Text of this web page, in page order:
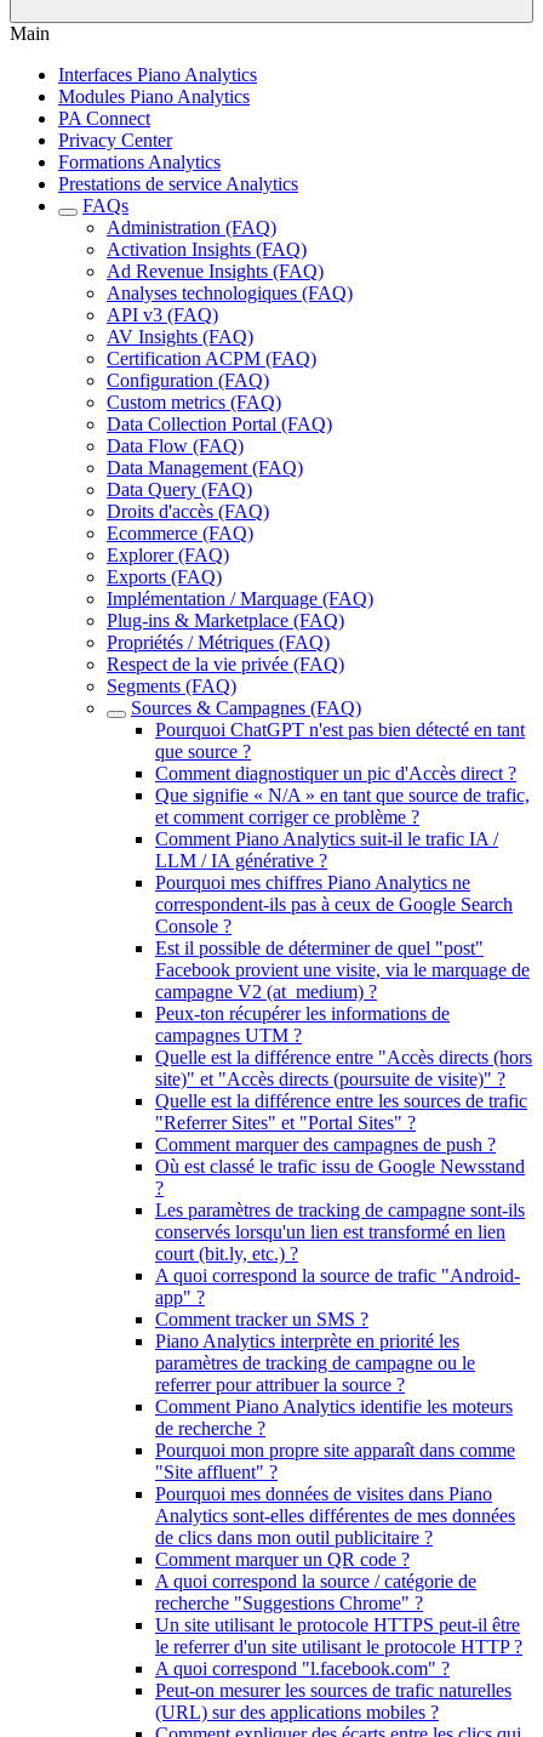
Main
Interfaces Piano Analytics
Modules Piano Analytics
PA Connect
Privacy Center
Formations Analytics
Prestations de service Analytics
FAQs
Administration (FAQ)
Activation Insights (FAQ)
Ad Revenue Insights (FAQ)
Analyses technologiques (FAQ)
API v3 (FAQ)
AV Insights (FAQ)
Certification ACPM (FAQ)
Configuration (FAQ)
Custom metrics (FAQ)
Data Collection Portal (FAQ)
Data Flow (FAQ)
Data Management (FAQ)
Data Query (FAQ)
Droits d'accès (FAQ)
Ecommerce (FAQ)
Explorer (FAQ)
Exports (FAQ)
Implémentation / Marquage (FAQ)
Plug-ins & Marketplace (FAQ)
Propriétés / Métriques (FAQ)
Respect de la vie privée (FAQ)
Segments (FAQ)
Sources & Campagnes (FAQ)
Pourquoi ChatGPT n'est pas bien détecté en tant
que source ?
Comment diagnostiquer un pic d'Accès direct ?
Que signifie « N/A » en tant que source de trafic,
et comment corriger ce problème ?
Comment Piano Analytics suit-il le trafic IA /
LLM / IA générative ?
Pourquoi mes chiffres Piano Analytics ne
correspondent-ils pas à ceux de Google Search
Console ?
Est il possible de déterminer de quel "post"
Facebook provient une visite, via le marquage de
campagne V2 (at_medium) ?
Peux-ton récupérer les informations de
campagnes UTM ?
Quelle est la différence entre "Accès directs (hors
site)" et "Accès directs (poursuite de visite)" ?
Quelle est la différence entre les sources de trafic
"Referrer Sites" et "Portal Sites" ?
Comment marquer des campagnes de push ?
Où est classé le trafic issu de Google Newsstand
?
Les paramètres de tracking de campagne sont-ils
conservés lorsqu'un lien est transformé en lien
court (bit.ly, etc.) ?
A quoi correspond la source de trafic "Android-
app" ?
Comment tracker un SMS ?
Piano Analytics interprète en priorité les
paramètres de tracking de campagne ou le
referrer pour attribuer la source ?
Comment Piano Analytics identifie les moteurs
de recherche ?
Pourquoi mon propre site apparaît dans comme
"Site affluent" ?
Pourquoi mes données de visites dans Piano
Analytics sont-elles différentes de mes données
de clics dans mon outil publicitaire ?
Comment marquer un QR code ?
A quoi correspond la source / catégorie de
recherche "Suggestions Chrome" ?
Un site utilisant le protocole HTTPS peut-il être
le referrer d'un site utilisant le protocole HTTP ?
A quoi correspond "l.facebook.com" ?
Peut-on mesurer les sources de trafic naturelles
(URL) sur des applications mobiles ?